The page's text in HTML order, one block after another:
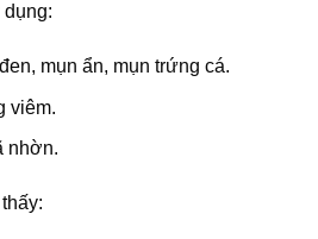
mụn ẩn, mụn trứng cá.
viêm.
nhờn.